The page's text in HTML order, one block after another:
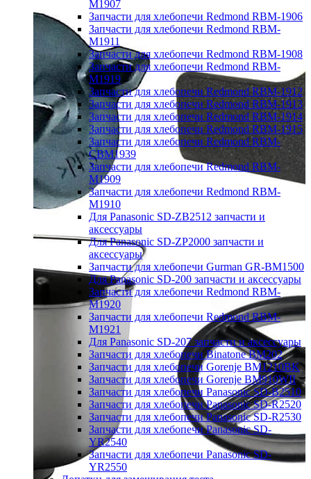
M1907
Запчасти для хлебопечи Redmond RBM-1906
Запчасти для хлебопечи Redmond RBM-
M1911
Запчасти для хлебопечи Redmond RBM-1908
Запчасти для хлебопечи Redmond RBM-
M1919
Запчасти для хлебопечи Redmond RBM-1912
Запчасти для хлебопечи Redmond RBM-1913
Запчасти для хлебопечи Redmond RBM-1914
Запчасти для хлебопечи Redmond RBM-1915
Запчасти для хлебопечи Redmond RBM-
CBM1939
Запчасти для хлебопечи Redmond RBM-
M1909
Запчасти для хлебопечи Redmond RBM-
M1910
Для Panasonic SD-ZB2512 запчасти и
аксессуары
Для Panasonic SD-ZP2000 запчасти и
аксессуары
Запчасти для хлебопечи Gurman GR-BM1500
Для Panasonic SD-200 запчасти и аксессуары
Запчасти для хлебопечи Redmond RBM-
M1920
Запчасти для хлебопечи Redmond RBM-
M1921
Для Panasonic SD-207 запчасти и аксессуары
Запчасти для хлебопечи Binatone BM202
Запчасти для хлебопечи Gorenje BM1210BK
Запчасти для хлебопечи Gorenje BM910WII
Запчасти для хлебопечи Panasonic SD-B2510
Запчасти для хлебопечи Panasonic SD-R2520
Запчасти для хлебопечи Panasonic SD-R2530
Запчасти для хлебопечи Panasonic SD-
YR2540
Запчасти для хлебопечи Panasonic SD-
YR2550